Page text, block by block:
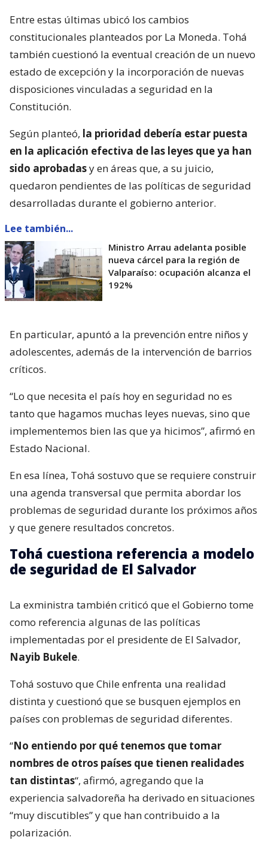
Entre estas últimas ubicó los cambios
constitucionales planteados por La Moneda. Tohá
también cuestionó la eventual creación de un nuevo
estado de excepción y la incorporación de nuevas
disposiciones vinculadas a seguridad en la
Constitución.
Según planteó, la prioridad debería estar puesta
en la aplicación efectiva de las leyes que ya han
sido aprobadasy en áreas que, a su juicio,
quedaron pendientes de las políticas de seguridad
desarrolladas durante el gobierno anterior.
Lee también...
Ministro Arrau adelanta posible
nueva cárcel para la región de
Valparaíso: ocupación alcanza el
192%
En particular, apuntó a la prevención entre niños y
adolescentes, además de la intervención de barrios
críticos.
“Lo que necesita el país hoy en seguridad no es
tanto que hagamos muchas leyes nuevas, sino que
implementemos bien las que ya hicimos”, afirmó en
Estado Nacional.
En esa línea, Tohá sostuvo que se requiere construir
una agenda transversal que permita abordar los
problemas de seguridad durante los próximos años
y que genere resultados concretos.
Tohá cuestiona referencia a modelo
de seguridad de El Salvador
La exministra también criticó que el Gobierno tome
como referencia algunas de las políticas
implementadas por el presidente de El Salvador,
Nayib Bukele.
Tohá sostuvo que Chile enfrenta una realidad
distinta y cuestionó que se busquen ejemplos en
países con problemas de seguridad diferentes.
“No entiendo por qué tenemos que tomar
nombres de otros países que tienen realidades
tan distintas“, afirmó, agregando que la
experiencia salvadoreña ha derivado en situaciones
“muy discutibles” y que han contribuido a la
polarización.